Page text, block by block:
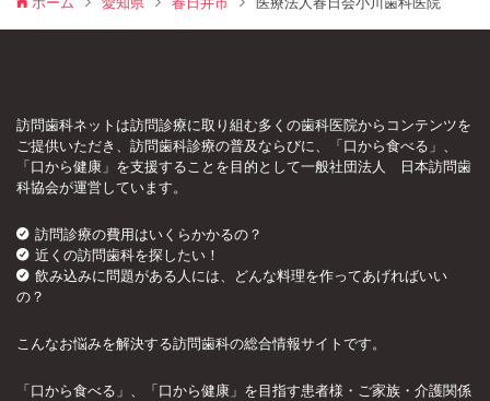
訪問歯科ネットは訪問診療に取り組む多くの歯科医院からコンテンツを
ご提供いただき、訪問歯科診療の普及ならびに、「口から食べる」、
「口から健康」を支援することを目的として一般社団法人 日本訪問歯
科協会が運営しています。
訪問診療の費用はいくらかかるの？
近くの訪問歯科を探したい！
飲み込みに問題がある人には、どんな料理を作ってあげればいい
の？
こんなお悩みを解決する訪問歯科の総合情報サイトです。
「口から食べる」、「口から健康」を目指す患者様・ご家族・介護関係